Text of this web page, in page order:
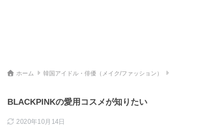
ホーム 韓国アイドル・俳優（メイク/ファッション）
BLACKPINKの愛用コスメが知りたい
2020年10月14日